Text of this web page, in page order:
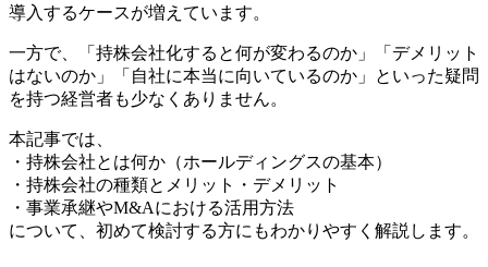
導入するケースが増えています。
一方で、「持株会社化すると何が変わるのか」「デメリット
はないのか」「自社に本当に向いているのか」といった疑問
を持つ経営者も少なくありません。
本記事では、
・持株会社とは何か（ホールディングスの基本）
・持株会社の種類とメリット・デメリット
・事業承継やM&Aにおける活用方法
について、初めて検討する方にもわかりやすく解説します。